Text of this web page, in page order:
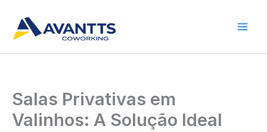
Salas Privativas em
Valinhos: A Solução Ideal